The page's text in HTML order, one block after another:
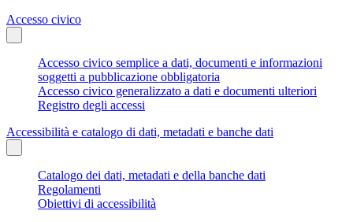
Accesso civico
Accesso civico semplice a dati, documenti e informazioni
soggetti a pubblicazione obbligatoria
Accesso civico generalizzato a dati e documenti ulteriori
Registro degli accessi
Accessibilità e catalogo di dati, metadati e banche dati
Catalogo dei dati, metadati e della banche dati
Regolamenti
Obiettivi di accessibilità